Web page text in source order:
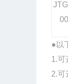
● 以
1.可
2.可